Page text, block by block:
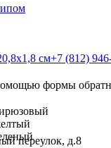
+7 (812)
формы
переулок, д.8